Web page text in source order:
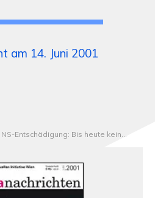
am 14. Juni 2001
NS-Entschädigung: Bis heute kein